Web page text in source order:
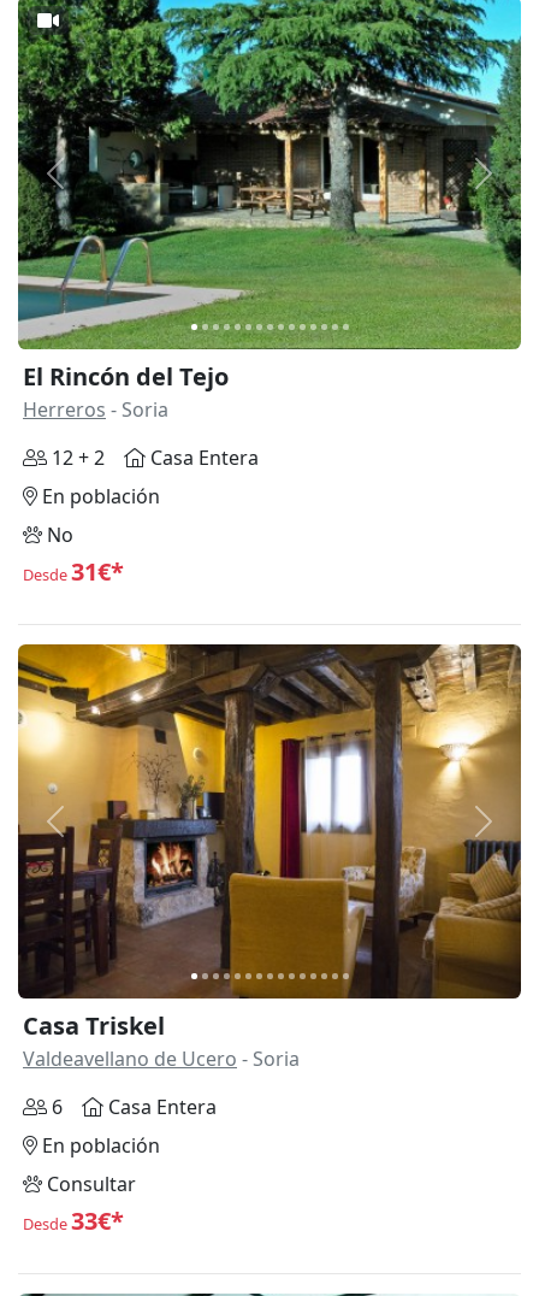
Anterior
El Rincón del Tejo
Herreros - Soria
12 + 2
Casa Entera
En población
No
Desde31€*
Anterior
Casa Triskel
Valdeavellano de Ucero - Soria
6
Casa Entera
En población
Consultar
Desde33€*